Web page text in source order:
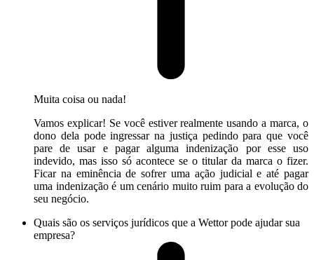
Muita coisa ou nada!
Vamos explicar! Se você estiver realmente usando a marca, o
dono dela pode ingressar na justiça pedindo para que você
pare de usar e pagar alguma indenização por esse uso
indevido, mas isso só acontece se o titular da marca o fizer.
Ficar na eminência de sofrer uma ação judicial e até pagar
uma indenização é um cenário muito ruim para a evolução do
seu negócio.
Quais são os serviços jurídicos que a Wettor pode ajudar sua
empresa?